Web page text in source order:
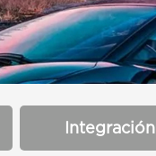
Integración